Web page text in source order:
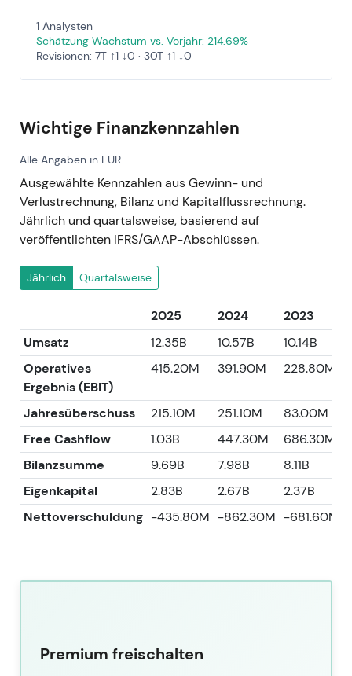
1 Analysten
Schätzung Wachstum vs. Vorjahr: 214.69%
Revisionen: 7T ↑1 ↓0 · 30T ↑1 ↓0
Wichtige Finanzkennzahlen
Alle Angaben in EUR
Ausgewählte Kennzahlen aus Gewinn- und
Verlustrechnung, Bilanz und Kapitalflussrechnung.
Jährlich und quartalsweise, basierend auf
veröffentlichten IFRS/GAAP-Abschlüssen.
Jährlich Quartalsweise
2025 2024 2023
Umsatz
12.35B 10.57B 10.14B
Operatives
Ergebnis (EBIT)
415.20M 391.90M 228.80M
Jahresüberschuss 215.10M 251.10M 83.00M
Free Cashflow
1.03B 447.30M 686.30M
Bilanzsumme
9.69B 7.98B 8.11B
Eigenkapital
2.83B 2.67B 2.37B
Nettoverschuldung -435.80M -862.30M -681.60M
Premium freischalten